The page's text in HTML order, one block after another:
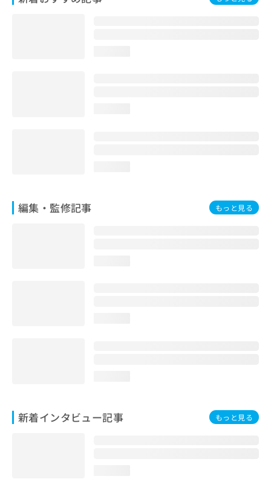
編集・監修記事 もっと見る
新着インタビュー記事 もっと見る